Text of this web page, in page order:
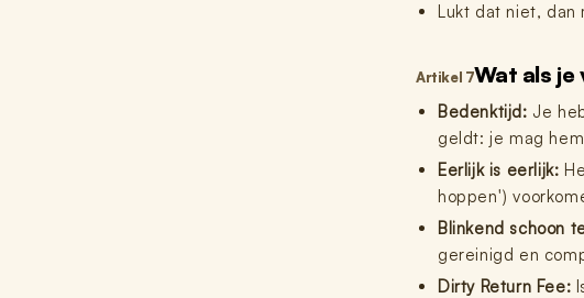
Lukt dat niet, dan
Artikel 7Wat als je
Bedenktijd: Je
geldt: je mag
Eerlijk is eerlijk:
hoppen')
Blinkend schoon
gereinigd en
Dirty Return Fee: